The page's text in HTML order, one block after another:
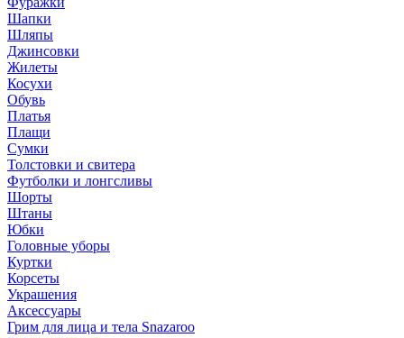
Шапки
Шляпы
Джинсовки
Жилеты
Косухи
Обувь
Платья
Плащи
Сумки
Толстовки и свитера
Футболки и лонгсливы
Шорты
Штаны
Юбки
Головные уборы
Куртки
Корсеты
Украшения
Аксессуары
Грим для лица и тела Snazaroo